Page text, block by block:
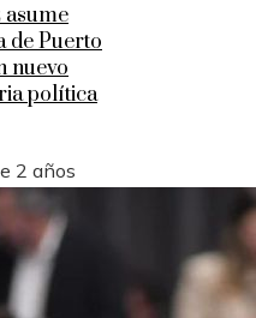
de Puerto
nuevo
política
2 años